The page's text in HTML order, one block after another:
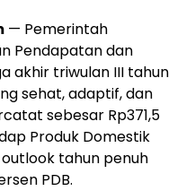
— Pemerintah
Pendapatan dan
akhir triwulan III tahun
sehat, adaptif, dan
sebesar Rp371,5
Produk Domestik
tahun penuh
PDB.